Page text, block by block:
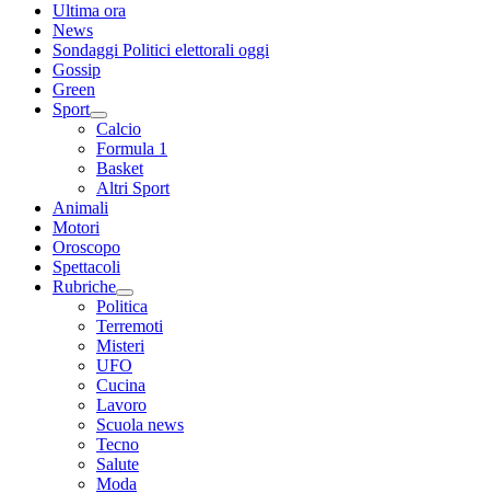
Ultima ora
News
Sondaggi Politici elettorali oggi
Gossip
Green
Sport
Calcio
Formula 1
Basket
Altri Sport
Animali
Motori
Oroscopo
Spettacoli
Rubriche
Politica
Terremoti
Misteri
UFO
Cucina
Lavoro
Scuola news
Tecno
Salute
Moda